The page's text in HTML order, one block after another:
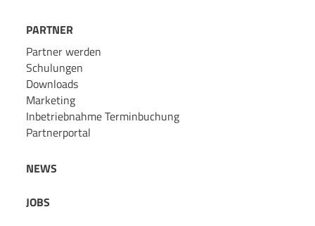
PARTNER
Partner werden
Schulungen
Downloads
Marketing
Inbetriebnahme Terminbuchung
Partnerportal
NEWS
JOBS